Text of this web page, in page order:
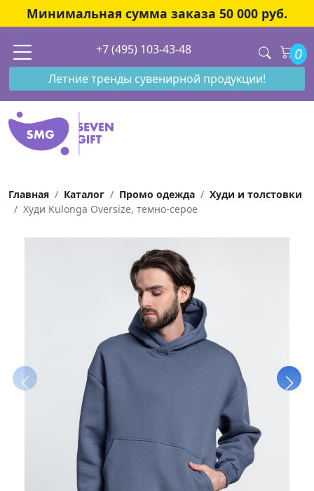
Минимальная сумма заказа 50 000 руб.
+7 (495) 103-43-48 0
Летние тренды сувенирной продукции!
Главная Каталог Промо одежда
Худи и толстовки
Худи Kulonga Oversize, темно-серое